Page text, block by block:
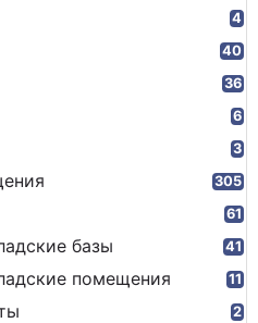
4
40
36
6
3
305
61
базы 41
помещения 11
2